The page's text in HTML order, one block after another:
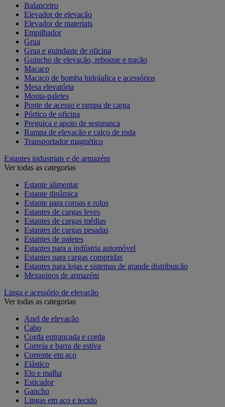
Balanceiro
Elevador de elevação
Elevador de materiais
Empilhador
Grua
Grua e guindaste de oficina
Guincho de elevação, reboque e tração
Macaco
Macaco de bomba hidráulica e acessórios
Mesa elevatória
Monta-paletes
Ponte de acesso e rampa de carga
Pórtico de oficina
Preguiça e apoio de segurança
Rampa de elevação e calço de roda
Transportador magnético
Estantes industriais e de armazém
Ver todas as categorias
Estante alimentar
Estante dinâmica
Estante para coroas e rolos
Estantes de cargas leves
Estantes de cargas médias
Estantes de cargas pesadas
Estantes de paletes
Estantes para a indústria automóvel
Estantes para cargas compridas
Estantes para lojas e sistemas de grande distribuição
Mezaninos de armazém
Linga e acessório de elevação
Ver todas as categorias
Anel de elevação
Cabo
Corda entrançada e corda
Correia e barra de estiva
Corrente em aço
Elástico
Elo e malha
Esticador
Gancho
Lingas em aço e tecido